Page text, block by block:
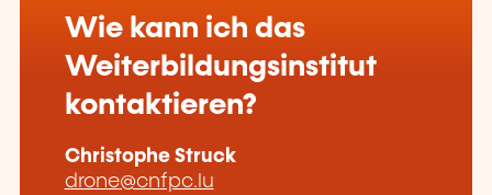
Wie kann ich das
Weiterbildungsinstitut
kontaktieren?
Christophe Struck
drone@cnfpc.lu